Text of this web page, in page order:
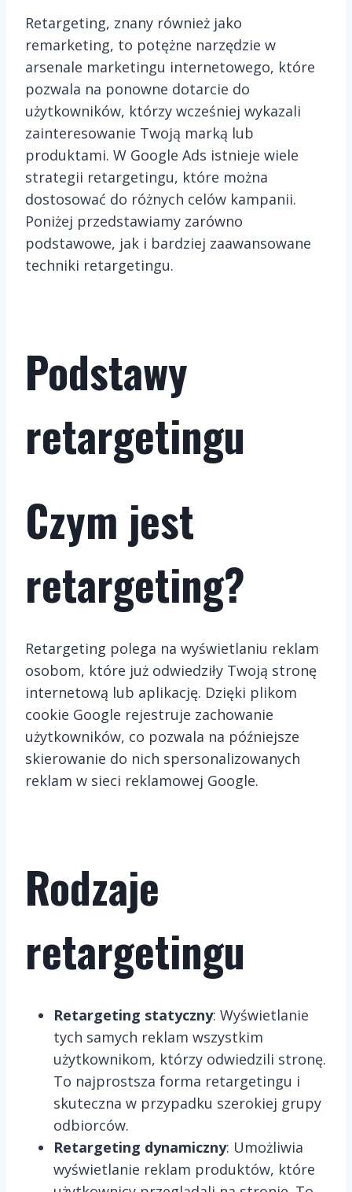
Retargeting, znany również jako
remarketing, to potężne narzędzie w
arsenale marketingu internetowego, które
pozwala na ponowne dotarcie do
użytkowników, którzy wcześniej wykazali
zainteresowanie Twoją marką lub
produktami. W Google Ads istnieje wiele
strategii retargetingu, które można
dostosować do różnych celów kampanii.
Poniżej przedstawiamy zarówno
podstawowe, jak i bardziej zaawansowane
techniki retargetingu.
Podstawy
retargetingu
Czym jest
retargeting?
Retargeting polega na wyświetlaniu reklam
osobom, które już odwiedziły Twoją stronę
internetową lub aplikację. Dzięki plikom
cookie Google rejestruje zachowanie
użytkowników, co pozwala na późniejsze
skierowanie do nich spersonalizowanych
reklam w sieci reklamowej Google.
Rodzaje
retargetingu
Retargeting statyczny: Wyświetlanie
tych samych reklam wszystkim
użytkownikom, którzy odwiedzili stronę.
To najprostsza forma retargetingu i
skuteczna w przypadku szerokiej grupy
odbiorców.
Retargeting dynamiczny: Umożliwia
wyświetlanie reklam produktów, które